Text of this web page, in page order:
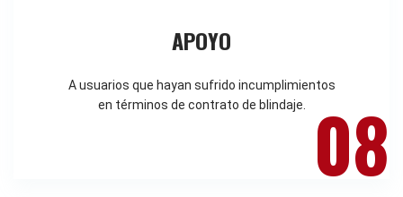
APOYO
A usuarios que hayan sufrido incumplimientos
en términos de contrato de blindaje.
08